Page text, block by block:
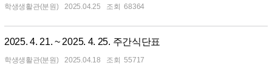
학생생활관(분원) 2025.04.25 68364
2025. 4. 21. ~ 2025. 4. 25. 주간식단표
학생생활관(분원) 2025.04.18 55717